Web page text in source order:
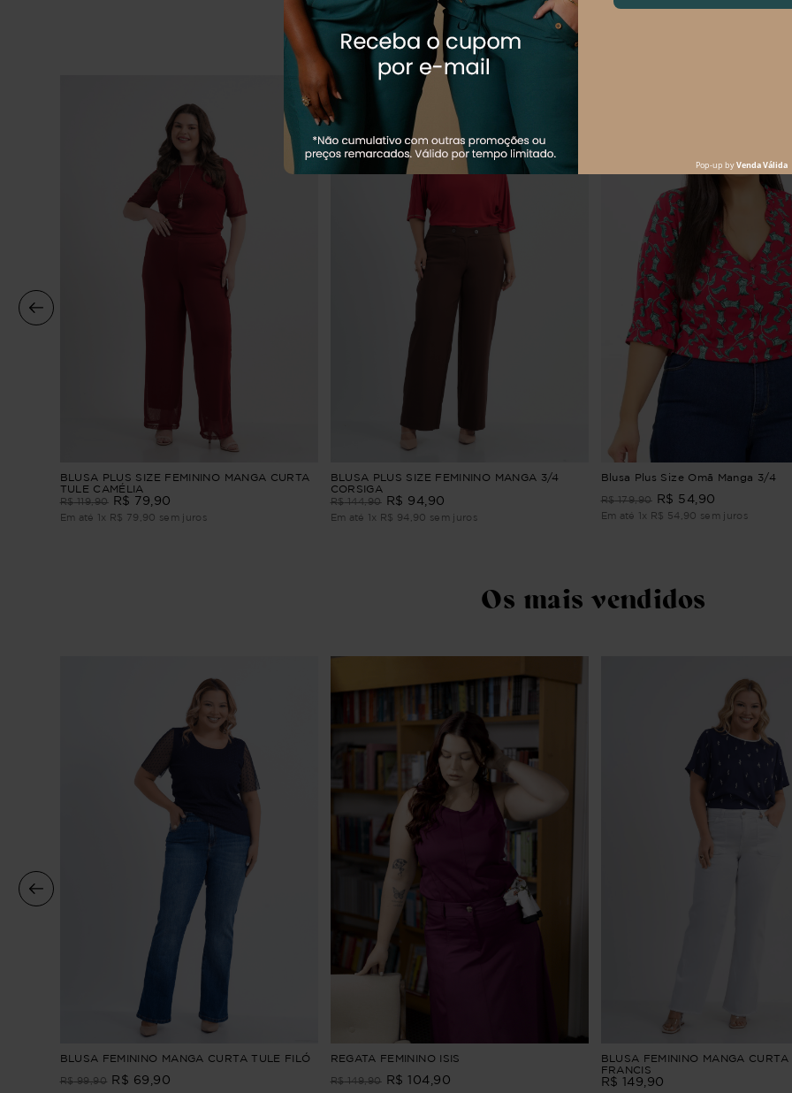
Quem comprou, comprou
BLUSA PLUS SIZE FEMININO MANGA CURTA
TULE CAMÉLIA
R$ 119,90 R$ 79 90
Em até 1 x R$ 79 90 sem juros
BLUSA PLUS SIZE FEMININO MANGA 3/4
CORSIGA
R$ 144,90 R$ 94 90
Em até 1 x R$ 94 90 sem juros
Blusa Plus Size Omã Manga 3/4
R$ 179,90 R$ 54 90
Em até 1 x R$ 54 90 sem juros
Os mais vendidos
BLUSA FEMININO MANGA CURTA TULE FILÓ
R$ 99,90 R$ 69 90
REGATA FEMININO ISIS
R$ 149,90 R$ 104 90
BLUSA FEMININO MANGA CURTA
FRANCIS
R$ 149 90